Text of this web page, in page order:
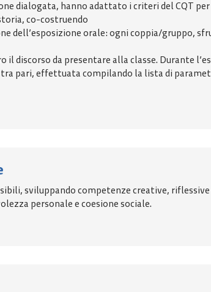
dialogata, hanno adattato i criteri del CQT
co-costruendo
dell’esposizione orale: ogni coppia/gruppo,
discorso da presentare alla classe. Durante
pari, effettuata compilando la lista di
sviluppando competenze creative,
personale e coesione sociale.